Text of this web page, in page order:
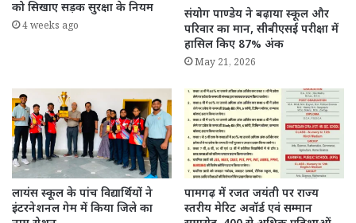
को सिखाए सड़क सुरक्षा के नियम
4 weeks ago
संयोग पाण्डेय ने बढ़ाया स्कूल और
परिवार का मान, सीबीएसई परीक्षा में
हासिल किए 87% अंक
May 21, 2026
लायंस स्कूल के पांच विद्यार्थियों ने
इंटरनेशनल गेम में किया जिले का
पामगढ़ में रजत जयंती पर राज्य
स्तरीय मेरिट अवॉर्ड एवं सम्मान